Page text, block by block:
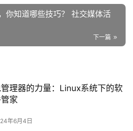
你知道哪些技巧？ 社交媒体活
下一篇
理器的力量：Linux系统下的软
家
年6月4日